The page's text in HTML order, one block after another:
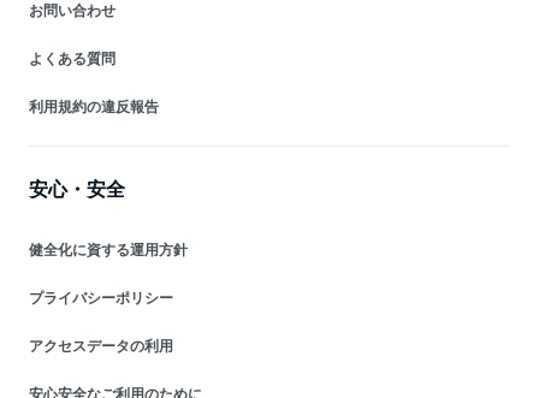
お問い合わせ
よくある質問
利用規約の違反報告
安心・安全
健全化に資する運用方針
プライバシーポリシー
アクセスデータの利用
安心安全なご利用のために